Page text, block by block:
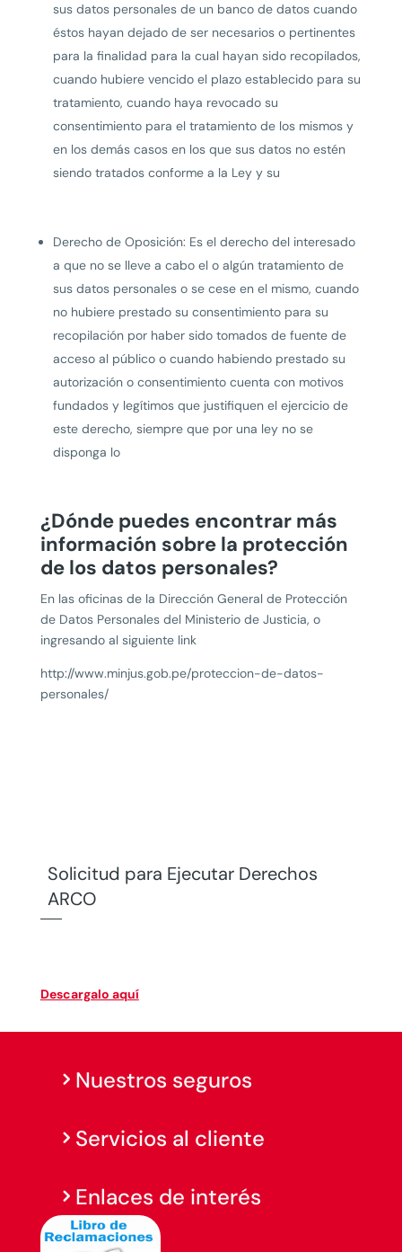
sus datos personales de un banco de datos cuando
éstos hayan dejado de ser necesarios o pertinentes
para la finalidad para la cual hayan sido recopilados,
cuando hubiere vencido el plazo establecido para su
tratamiento, cuando haya revocado su
consentimiento para el tratamiento de los mismos y
en los demás casos en los que sus datos no estén
siendo tratados conforme a la Ley y su
Derecho de Oposición: Es el derecho del interesado
a que no se lleve a cabo el o algún tratamiento de
sus datos personales o se cese en el mismo, cuando
no hubiere prestado su consentimiento para su
recopilación por haber sido tomados de fuente de
acceso al público o cuando habiendo prestado su
autorización o consentimiento cuenta con motivos
fundados y legítimos que justifiquen el ejercicio de
este derecho, siempre que por una ley no se
disponga lo
¿Dónde puedes encontrar más
información sobre la protección
de los datos personales?
En las oficinas de la Dirección General de Protección
de Datos Personales del Ministerio de Justicia, o
ingresando al siguiente link
http://www.minjus.gob.pe/proteccion-de-datos-
personales/
Solicitud para Ejecutar Derechos
ARCO
Descargalo aquí
Nuestros seguros
Servicios al cliente
Enlaces de interés